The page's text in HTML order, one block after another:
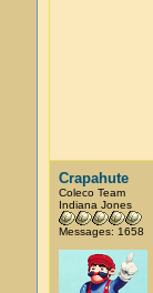
Crapahute
Coleco Team
Indiana Jones
Messages: 1658